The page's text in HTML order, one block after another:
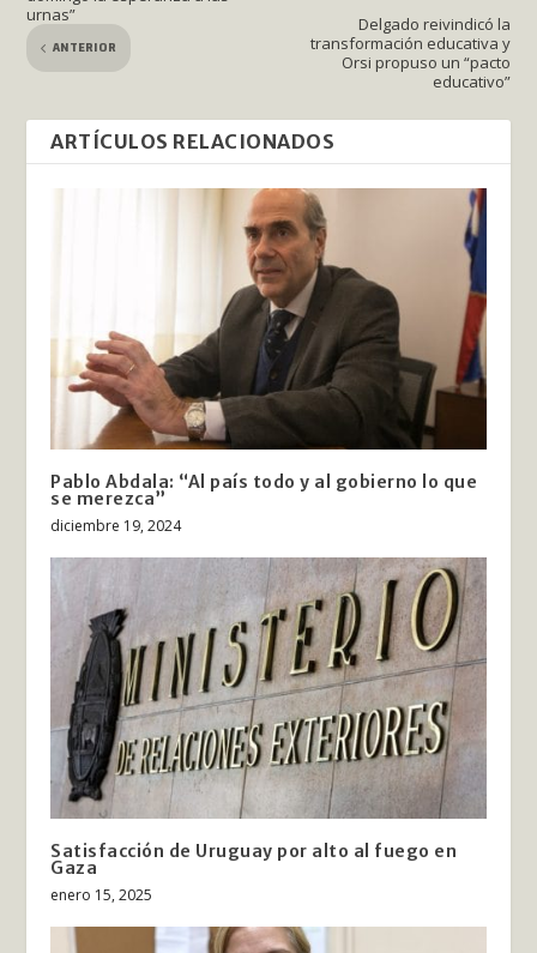
urnas”
ANTERIOR
Delgado reivindicó la
transformación educativa y
Orsi propuso un “pacto
educativo”
ARTÍCULOS RELACIONADOS
Pablo Abdala: “Al país todo y al gobierno lo que
se merezca”
diciembre 19, 2024
Satisfacción de Uruguay por alto al fuego en
Gaza
enero 15, 2025